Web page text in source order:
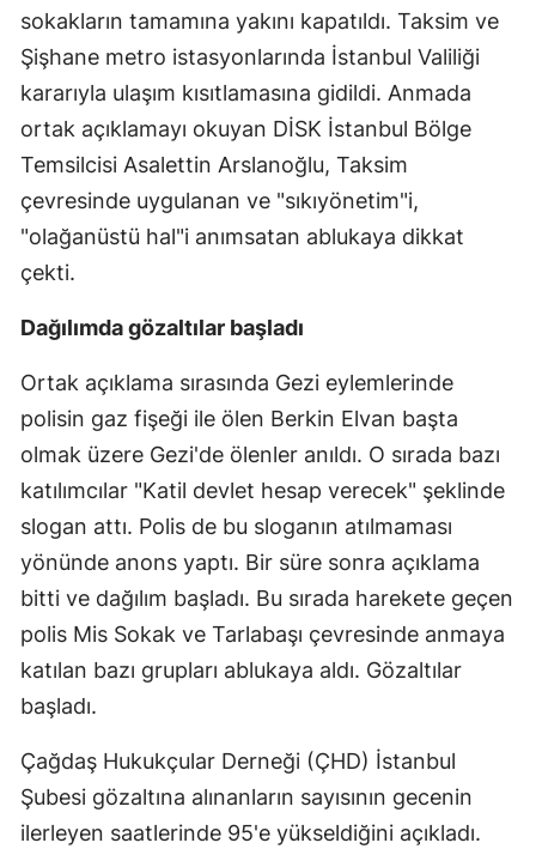
sokakların tamamına yakını kapatıldı. Taksim ve
Şişhane metro istasyonlarında İstanbul Valiliği
kararıyla ulaşım kısıtlamasına gidildi. Anmada
ortak açıklamayı okuyan DİSK İstanbul Bölge
Temsilcisi Asalettin Arslanoğlu, Taksim
çevresinde uygulanan ve "sıkıyönetim"i,
"olağanüstü hal"i anımsatan ablukaya dikkat
çekti.
Dağılımda gözaltılar başladı
Ortak açıklama sırasında Gezi eylemlerinde
polisin gaz fişeği ile ölen Berkin Elvan başta
olmak üzere Gezi'de ölenler anıldı. O sırada bazı
katılımcılar "Katil devlet hesap verecek" şeklinde
slogan attı. Polis de bu sloganın atılmaması
yönünde anons yaptı. Bir süre sonra açıklama
bitti ve dağılım başladı. Bu sırada harekete geçen
polis Mis Sokak ve Tarlabaşı çevresinde anmaya
katılan bazı grupları ablukaya aldı. Gözaltılar
başladı.
Çağdaş Hukukçular Derneği (ÇHD) İstanbul
Şubesi gözaltına alınanların sayısının gecenin
ilerleyen saatlerinde 95'e yükseldiğini açıkladı.